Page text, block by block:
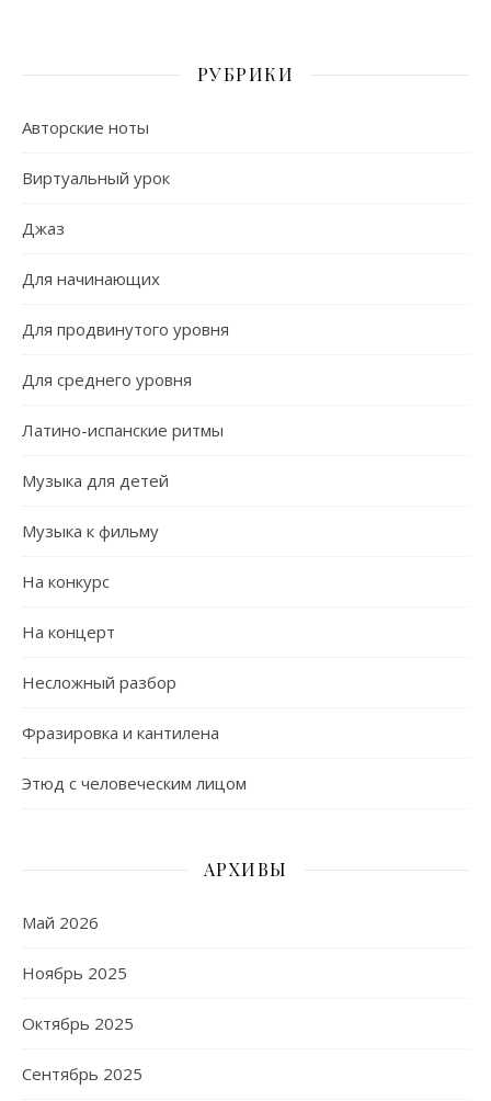
РУБРИКИ
Авторские ноты
Виртуальный урок
Джаз
Для начинающих
Для продвинутого уровня
Для среднего уровня
Латино-испанские ритмы
Музыка для детей
Музыка к фильму
На конкурс
На концерт
Несложный разбор
Фразировка и кантилена
Этюд с человеческим лицом
АРХИВЫ
Май 2026
Ноябрь 2025
Октябрь 2025
Сентябрь 2025